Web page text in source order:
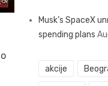
Musk’s SpaceX
spending plans
akcije